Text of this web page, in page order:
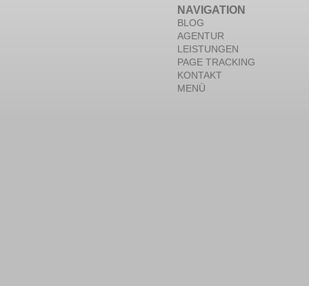
NAVIGATION
BLOG
AGENTUR
LEISTUNGEN
PAGE TRACKING
KONTAKT
MENÜ